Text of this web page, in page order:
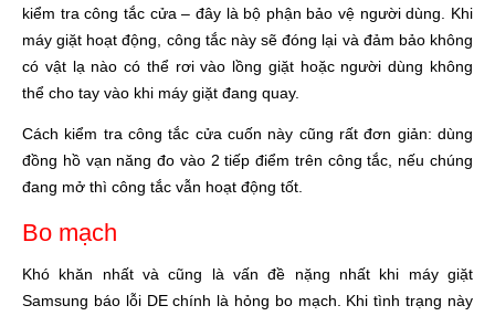
kiểm tra công tắc cửa – đây là bộ phận bảo vệ người dùng. Khi
máy giặt hoạt động, công tắc này sẽ đóng lại và đảm bảo không
có vật lạ nào có thể rơi vào lồng giặt hoặc người dùng không
thể cho tay vào khi máy giặt đang quay.
Cách kiểm tra công tắc cửa cuốn này cũng rất đơn giản: dùng
đồng hồ vạn năng đo vào 2 tiếp điểm trên công tắc, nếu chúng
đang mở thì công tắc vẫn hoạt động tốt.
Bo mạch
Khó khăn nhất và cũng là vấn đề nặng nhất khi máy giặt
Samsung báo lỗi DE chính là hỏng bo mạch. Khi tình trạng này